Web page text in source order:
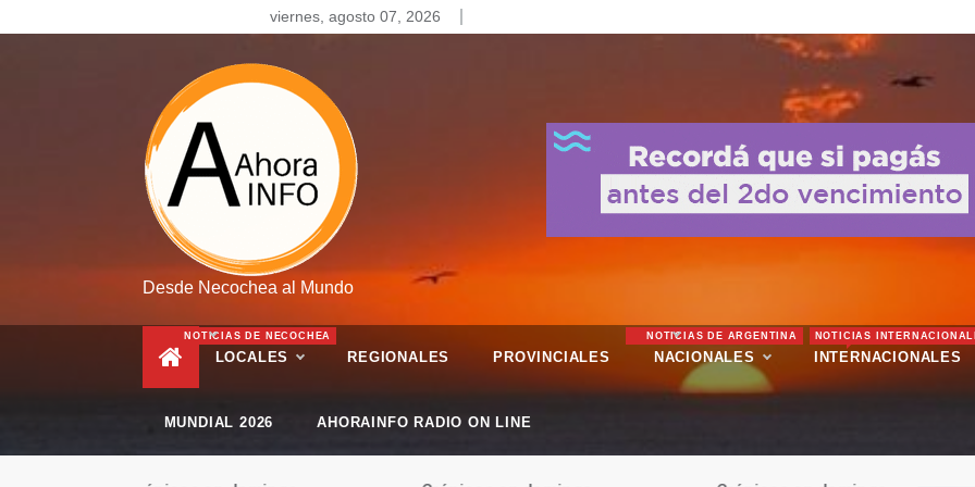
to
viernes, agosto 07, 2026
Desde Necochea al Mundo
LOCALES
NOTICIAS DE NECOCHEA
REGIONALES PROVINCIALES NACIONALES
NOTICIAS DE ARGENTINA
INTERNACIONALES
NOTICIAS
MUNDIAL 2026 AHORAINFO RADIO ON LINE